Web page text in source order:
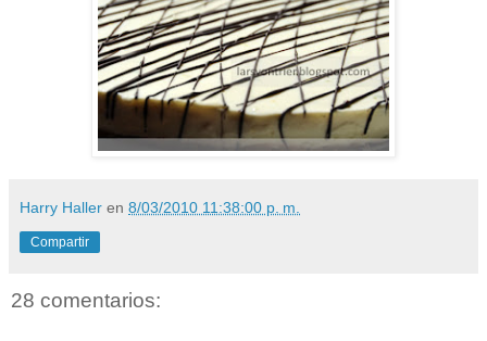
Harry Haller en 8/03/2010 11:38:00 p. m.
Compartir
28 comentarios: